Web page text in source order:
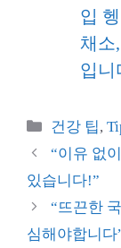
입
채소
입니
카
테
리
건강 팁,
“이유 없
있습니다!”
“뜨끈한
심해야합니다